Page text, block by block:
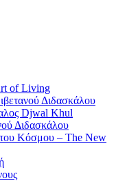
of Living
Διδασκάλου
Djwal Khul
Διδασκάλου
Κόσμου – The New